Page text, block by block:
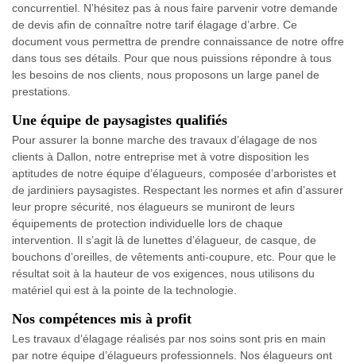
concurrentiel. N’hésitez pas à nous faire parvenir votre demande
de devis afin de connaître notre tarif élagage d’arbre. Ce
document vous permettra de prendre connaissance de notre offre
dans tous ses détails. Pour que nous puissions répondre à tous
les besoins de nos clients, nous proposons un large panel de
prestations.
Une équipe de paysagistes qualifiés
Pour assurer la bonne marche des travaux d’élagage de nos
clients à Dallon, notre entreprise met à votre disposition les
aptitudes de notre équipe d’élagueurs, composée d’arboristes et
de jardiniers paysagistes. Respectant les normes et afin d’assurer
leur propre sécurité, nos élagueurs se muniront de leurs
équipements de protection individuelle lors de chaque
intervention. Il s’agit là de lunettes d’élagueur, de casque, de
bouchons d’oreilles, de vêtements anti-coupure, etc. Pour que le
résultat soit à la hauteur de vos exigences, nous utilisons du
matériel qui est à la pointe de la technologie.
Nos compétences mis à profit
Les travaux d’élagage réalisés par nos soins sont pris en main
par notre équipe d’élagueurs professionnels. Nos élagueurs ont